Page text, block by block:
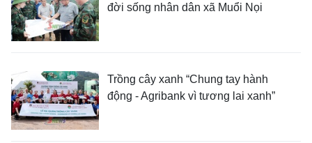
đời sống nhân dân xã Muổi Nọi
Trồng cây xanh “Chung tay hành
động - Agribank vì tương lai xanh”